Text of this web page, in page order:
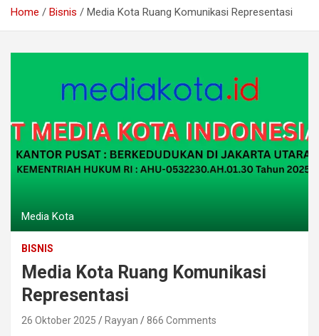
Home Bisnis Media Kota Ruang Komunikasi Representasi
Media Kota
BISNIS
Media Kota Ruang Komunikasi
Representasi
26 Oktober 2025 Rayyan 866 Comments